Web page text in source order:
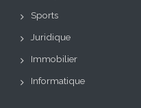
Sports
Juridique
Immobilier
Informatique